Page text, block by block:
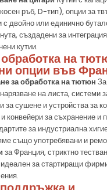
ръб, D-тип), опции за
двойно или единично
създадени за
кутии.
на
опции във
за обработка на тютюн
на листа, системи
за сушене и устройства за
конвейери за съхранение
за индустриална
също употребявани и
за Франция, стриктно
за стартиращи